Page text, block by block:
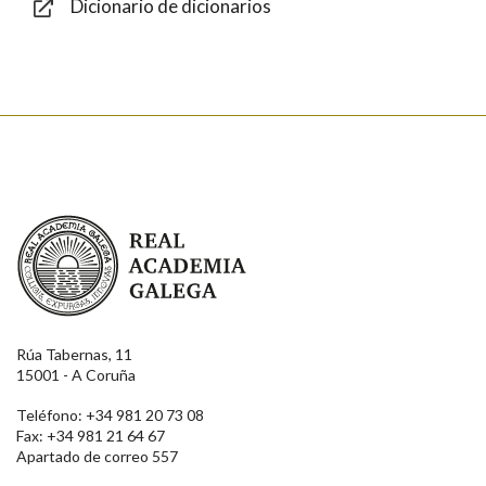
Dicionario de dicionarios
Real Academia Galega
Rúa Tabernas, 11
15001 - A Coruña
Teléfono: +34 981 20 73 08
Fax: +34 981 21 64 67
Apartado de correo 557